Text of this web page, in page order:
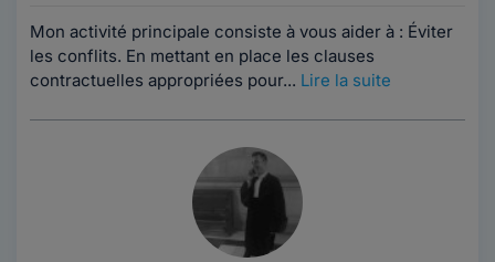
Mon activité principale consiste à vous aider à : Éviter
les conflits. En mettant en place les clauses
contractuelles appropriées pour... Lire la suite